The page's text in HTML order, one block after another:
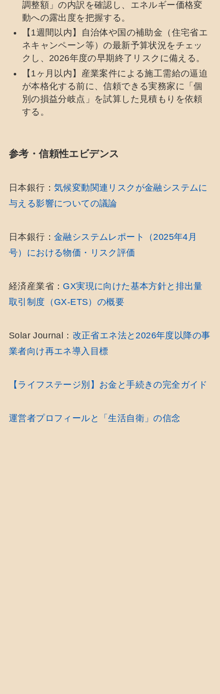
調整額」の内訳を確認し、エネルギー価格変
動への露出度を把握する。
【1週間以内】自治体や国の補助金（住宅省エ
ネキャンペーン等）の最新予算状況をチェッ
クし、2026年度の早期終了リスクに備える。
【1ヶ月以内】産業案件による施工需給の逼迫
が本格化する前に、信頼できる実務家に「個
別の損益分岐点」を試算した見積もりを依頼
する。
参考・信頼性エビデンス
日本銀行： 気候変動関連リスクが金融システムに
与える影響についての議論
日本銀行： 金融システムレポート（2025年4月
号）における物価・リスク評価
経済産業省： GX実現に向けた基本方針と排出量
取引制度（GX-ETS）の概要
Solar Journal： 改正省エネ法と2026年度以降の事
業者向け再エネ導入目標
【ライフステージ別】お金と手続きの完全ガイド
運営者プロフィールと「生活自衛」の信念